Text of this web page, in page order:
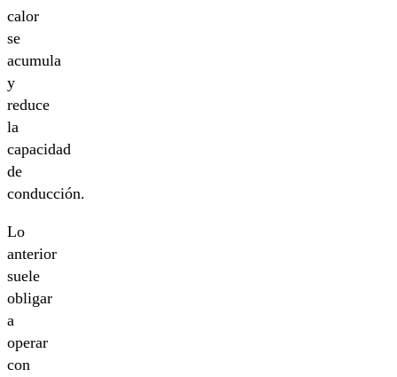
calor
se
acumula
y
reduce
la
capacidad
de
conducción.
Lo
anterior
suele
obligar
a
operar
con